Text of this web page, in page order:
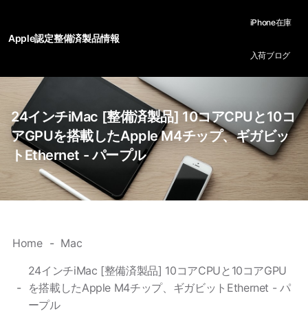
Apple認定整備済製品情報
iPhone在庫
入荷ブログ
24インチiMac [整備済製品] 10コアCPUと10コ
アGPUを搭載したApple M4チップ、ギガビッ
トEthernet - パープル
Home Mac
24インチiMac [整備済製品] 10コアCPUと10コアGPU
を搭載したApple M4チップ、ギガビットEthernet - パ
ープル